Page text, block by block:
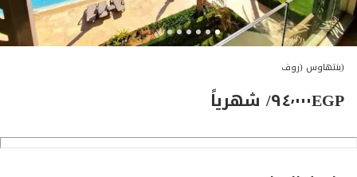
(بنتهاوس (روف
EGP٩٤٬٠٠٠/ شهرياً